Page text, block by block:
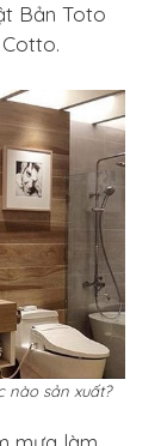
Bản Toto
nào sản xuất?